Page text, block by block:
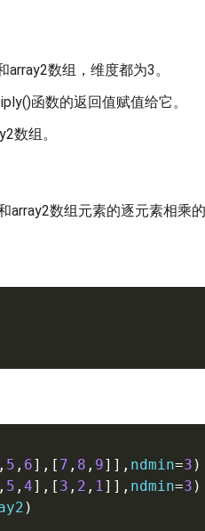
array2数组，维度都为3。
函数的返回值赋值给它。
数组。
array2数组元素的逐元素相乘
, 5 , 6] , [ 7 , 8 , 9] ] , ndmin=3 )
, 5 , 4] , [ 3 , 2 , 1] ] , ndmin=3 )
)